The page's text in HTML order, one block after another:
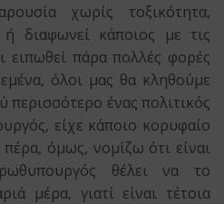
χωρίς τοξικότητα,
διαφωνεί κάποιος με τις
ειπωθεί πάρα πολλές φορές
όλοι μας θα κληθούμε
περισσότερο ένας πολιτικός
είχε κάποιο κορυφαίο
όμως, νομίζω ότι είναι
θέλει να το
μέρα, γιατί είναι τέτοια